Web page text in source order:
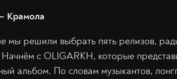
Крамола
мы решили выбрать пять релизов,
с OLIGARKH, которые
альбом. По словам музыкантов,